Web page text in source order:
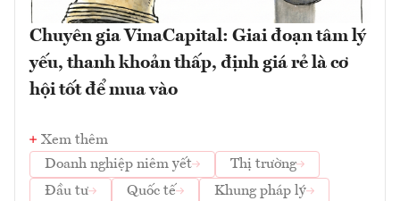
Chuyên gia VinaCapital: Giai đoạn tâm lý
yếu, thanh khoản thấp, định giá rẻ là cơ
hội tốt để mua vào
Xem thêm
Doanh nghiệp niêm yết
Thị trường
Đầu tư
Quốc tế Khung pháp lý